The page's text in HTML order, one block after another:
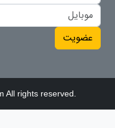
عضویت
All rights reserved.